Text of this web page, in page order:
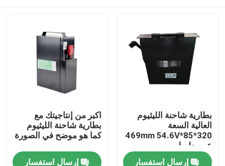
بطارية شاحنة الليثيوم
العالية السعة
320*85*469mm 54.6V
عمر طويل
إرسال استفسار
اكبر من إنتاجيتك مع
بطارية شاحنة الليثيوم
كما هو موضح في الصورة
إرسال استفسار